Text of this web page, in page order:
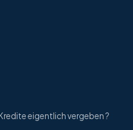
eigentlich vergeben ?